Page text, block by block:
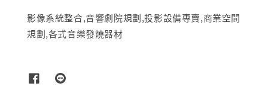
影像系統整合,音響劇院規劃,投影設備專賣,商業空間
規劃,各式音樂發燒器材